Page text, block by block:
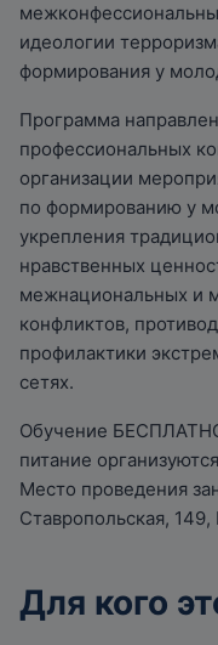
идеологии
формирования у
Программа
профессиональных
организации
по формированию у
укрепления
нравственных
межнациональных и
конфликтов,
профилактики
сетях.
Обучение
питание
Место проведения
Ставропольская,
Для кого